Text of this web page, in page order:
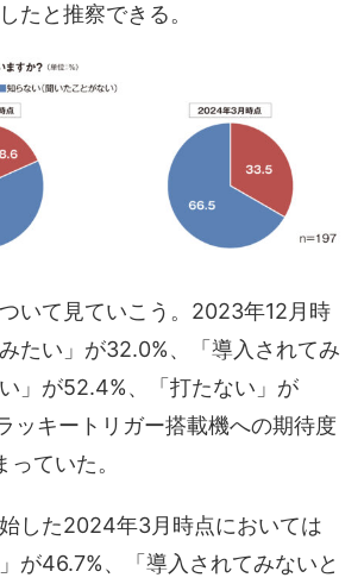
たと推察できる。
いて見ていこう。2023年12月時
たい」が32.0%、「導入されてみ
」が52.4%、「打たない」が
ッキートリガー搭載機への期待度
ていた。
した2024年3月時点においては
が46.7%、「導入されてみないと